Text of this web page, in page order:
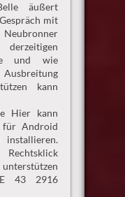
äußert
mit
Neubronner
und wie
kann
Hier kann
für Android
installieren.
43 2916